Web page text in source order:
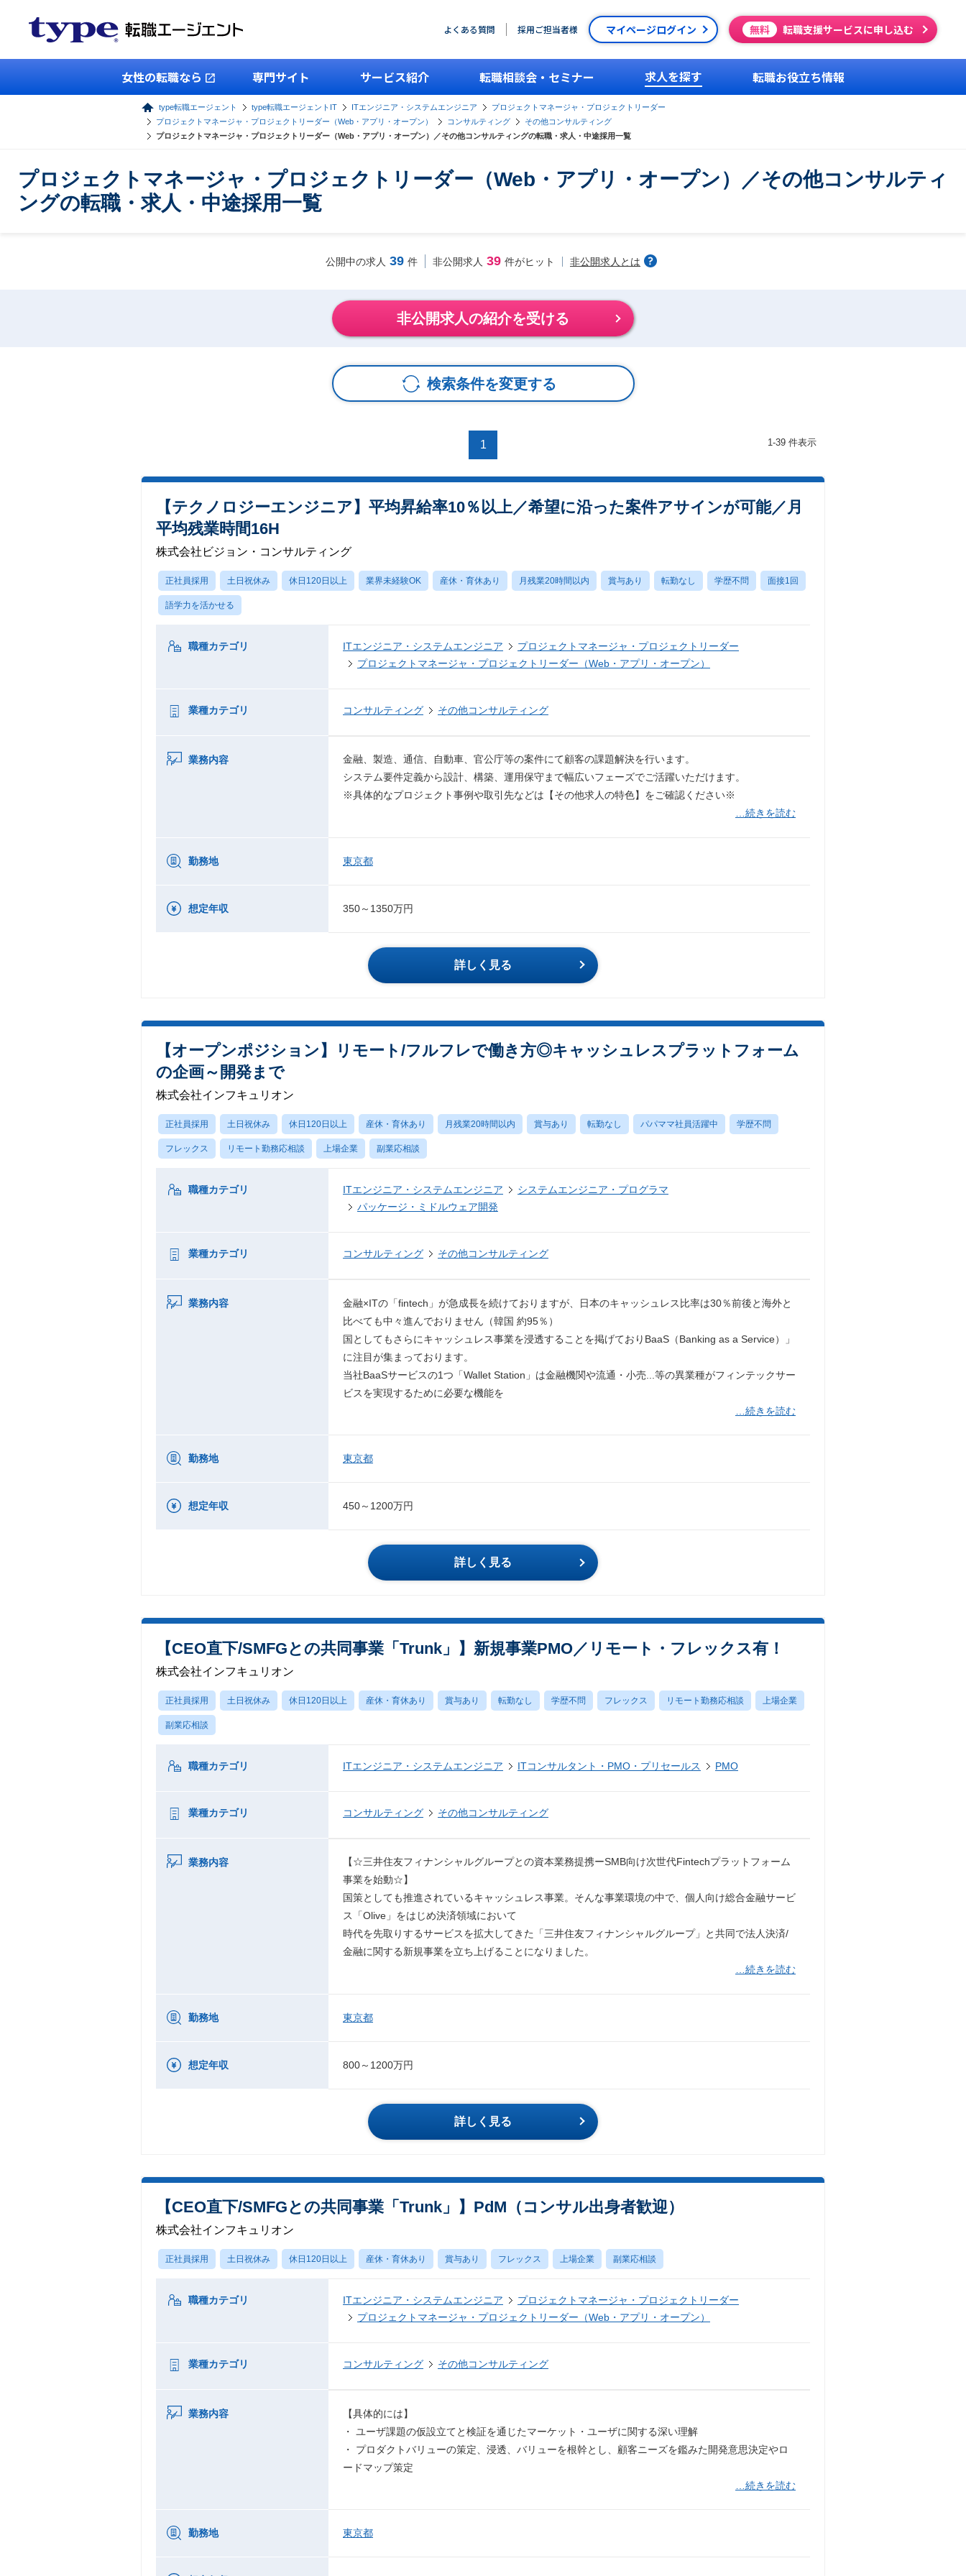
よくある質問 採用ご担当者様 マイページログイン 無料 転職支援サービスに申し込む
女性の転職なら 専門サイト サービス紹介 転職相談会・セミナー 求人を探す 転職お役立ち情報
type転職エージェント type転職エージェントIT ITエンジニア・システムエンジニア
プロジェクトマネージャ・プロジェクトリーダー
プロジェクトマネージャ・プロジェクトリーダー（Web・アプリ・オープン）
コンサルティング
その他コンサルティング
プロジェクトマネージャ・プロジェクトリーダー（Web・アプリ・オープン）／その他コンサルティングの転職・求人・中途採用一覧
プロジェクトマネージャ・プロジェクトリーダー（Web・アプリ・オープン）／その他コンサルティ
ングの転職・求人・中途採用一覧
公開中の求人 39 件 非公開求人 39 件がヒット 非公開求人とは
非公開求人の紹介を受ける
検索条件を変更する
1 1-39 件表示
【テクノロジーエンジニア】平均昇給率10％以上／希望に沿った案件アサインが可能／月
平均残業時間16H
株式会社ビジョン・コンサルティング
正社員採用 土日祝休み 休日120日以上 業界未経験OK 産休・育休あり 月残業20時間以内 賞与あり 転勤なし 学歴不問 面接1回
語学力を活かせる
職種カテゴリ ITエンジニア・システムエンジニア
プロジェクトマネージャ・プロジェクトリーダー
プロジェクトマネージャ・プロジェクトリーダー（Web・アプリ・オープン）
業種カテゴリ コンサルティング その他コンサルティング
業務内容
金融、製造、通信、自動車、官公庁等の案件にて顧客の課題解決を行います。
システム要件定義から設計、構築、運用保守まで幅広いフェーズでご活躍いただけます。
※具体的なプロジェクト事例や取引先などは【その他求人の特色】をご確認ください※
…続きを読む
勤務地 東京都
想定年収 350～1350万円
詳しく見る
【オープンポジション】リモート/フルフレで働き方◎キャッシュレスプラットフォーム
の企画～開発まで
株式会社インフキュリオン
正社員採用 土日祝休み 休日120日以上 産休・育休あり 月残業20時間以内 賞与あり 転勤なし パパママ社員活躍中 学歴不問
フレックス リモート勤務応相談 上場企業 副業応相談
職種カテゴリ ITエンジニア・システムエンジニア
システムエンジニア・プログラマ
パッケージ・ミドルウェア開発
業種カテゴリ コンサルティング その他コンサルティング
業務内容
金融×ITの「fintech」が急成長を続けておりますが、日本のキャッシュレス比率は30％前後と海外と
比べても中々進んでおりません（韓国 約95％）
国としてもさらにキャッシュレス事業を浸透することを掲げておりBaaS（Banking as a Service）」
に注目が集まっております。
当社BaaSサービスの1つ「Wallet Station」は金融機関や流通・小売...等の異業種がフィンテックサー
ビスを実現するために必要な機能を
…続きを読む
勤務地 東京都
想定年収 450～1200万円
詳しく見る
【CEO直下/SMFGとの共同事業「Trunk」】新規事業PMO／リモート・フレックス有！
株式会社インフキュリオン
正社員採用 土日祝休み 休日120日以上 産休・育休あり 賞与あり 転勤なし 学歴不問 フレックス リモート勤務応相談 上場企業
副業応相談
職種カテゴリ ITエンジニア・システムエンジニア ITコンサルタント・PMO・プリセールス PMO
業種カテゴリ コンサルティング その他コンサルティング
業務内容
【☆三井住友フィナンシャルグループとの資本業務提携ーSMB向け次世代Fintechプラットフォーム
事業を始動☆】
国策としても推進されているキャッシュレス事業。そんな事業環境の中で、個人向け総合金融サービ
ス「Olive」をはじめ決済領域において
時代を先取りするサービスを拡大してきた「三井住友フィナンシャルグループ」と共同で法人決済/
金融に関する新規事業を立ち上げることになりました。
…続きを読む
勤務地 東京都
想定年収 800～1200万円
詳しく見る
【CEO直下/SMFGとの共同事業「Trunk」】PdM（コンサル出身者歓迎）
株式会社インフキュリオン
正社員採用 土日祝休み 休日120日以上 産休・育休あり 賞与あり フレックス 上場企業 副業応相談
職種カテゴリ ITエンジニア・システムエンジニア
プロジェクトマネージャ・プロジェクトリーダー
プロジェクトマネージャ・プロジェクトリーダー（Web・アプリ・オープン）
業種カテゴリ コンサルティング その他コンサルティング
業務内容
【具体的には】
・ ユーザ課題の仮設立てと検証を通じたマーケット・ユーザに関する深い理解
・ プロダクトバリューの策定、浸透、バリューを根幹とし、顧客ニーズを鑑みた開発意思決定やロ
ードマップ策定
…続きを読む
勤務地 東京都